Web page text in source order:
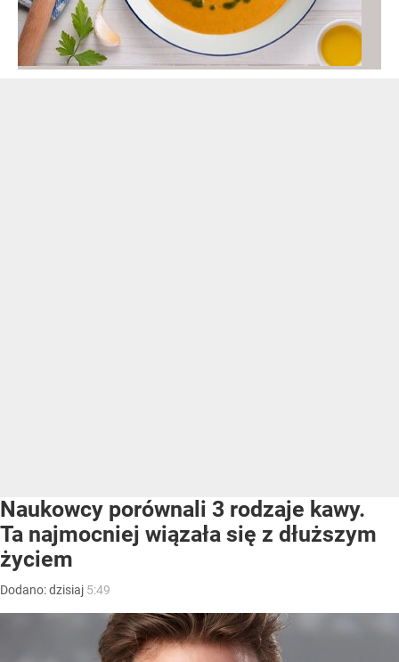
Naukowcy porównali 3 rodzaje kawy.
Ta najmocniej wiązała się z dłuższym
życiem
Dodano:dzisiaj 5:49